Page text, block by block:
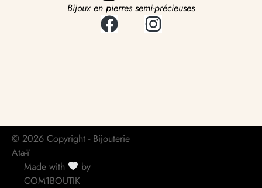
Bijoux en pierres semi-précieuses
© 2026 Copyright - Bijouterie
Ata-ï
Made with
by
COM1BOUTIK